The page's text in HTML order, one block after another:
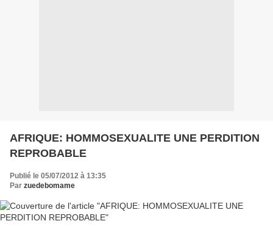
AFRIQUE: HOMMOSEXUALITE UNE PERDITION
REPROBABLE
Publié le 05/07/2012 à 13:35
Par zuedebomame